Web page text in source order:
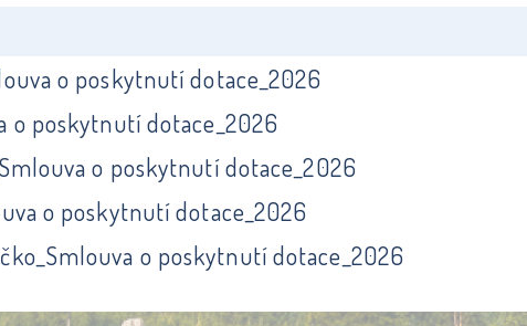
o poskytnutí dotace_2026
o poskytnutí dotace_2026
o poskytnutí dotace_2026
o poskytnutí dotace_2026
o poskytnutí dotace_2026